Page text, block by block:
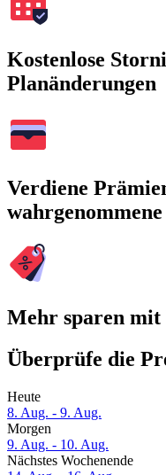
Kostenlose
Planänderungen
Verdiene
Mehr sparen
Überprüfe die
Heute
8. Aug. - 9. Aug.
Morgen
9. Aug. - 10. Aug.
Nächstes Wochenende